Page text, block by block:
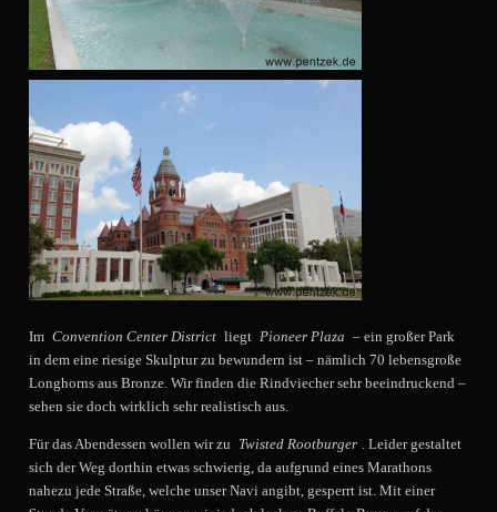
Im Convention Center District liegt Pioneer Plaza – ein großer Park
in dem eine riesige Skulptur zu bewundern ist – nämlich 70 lebensgroße
Longhorns aus Bronze. Wir finden die Rindviecher sehr beeindruckend –
sehen sie doch wirklich sehr realistisch aus.
Für das Abendessen wollen wir zu Twisted Rootburger
. Leider gestaltet
sich der Weg dorthin etwas schwierig, da aufgrund eines Marathons
nahezu jede Straße, welche unser Navi angibt, gesperrt ist. Mit einer